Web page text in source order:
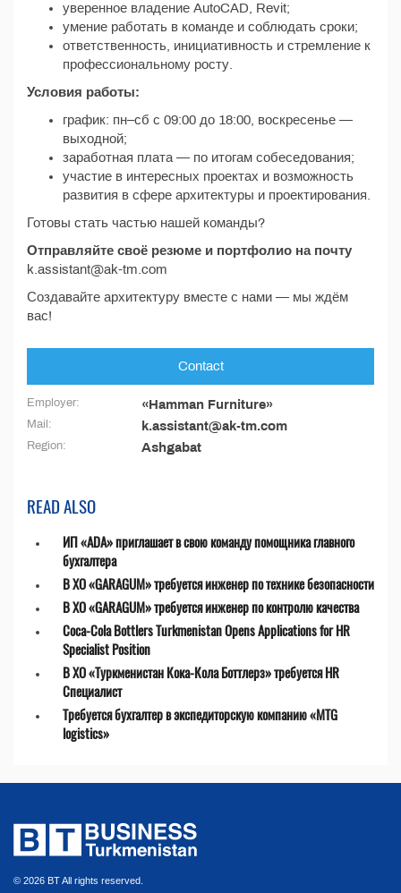
уверенное владение AutoCAD, Revit;
умение работать в команде и соблюдать сроки;
ответственность, инициативность и стремление к
профессиональному росту.
Условия работы:
график: пн–сб с 09:00 до 18:00, воскресенье —
выходной;
заработная плата — по итогам собеседования;
участие в интересных проектах и возможность
развития в сфере архитектуры и проектирования.
Готовы стать частью нашей команды?
Отправляйте своё резюме и портфолио на почту
k.assistant@ak-tm.com
Создавайте архитектуру вместе с нами — мы ждём
вас!
Contact
Employer: «Hamman Furniture»
Mail: k.assistant@ak-tm.com
Region: Ashgabat
READ ALSO
ИП «ADA» приглашает в свою команду помощника главного
бухгалтера
В ХО «GARAGUM» требуется инженер по технике безопасности
В ХО «GARAGUM» требуется инженер по контролю качества
Coca-Cola Bottlers Turkmenistan Opens Applications for HR
Specialist Position
В ХО «Туркменистан Кока-Кола Боттлерз» требуется HR
Специалист
Требуется бухгалтер в экспедиторскую компанию «MTG
logistics»
© 2026 BT All rights reserved.